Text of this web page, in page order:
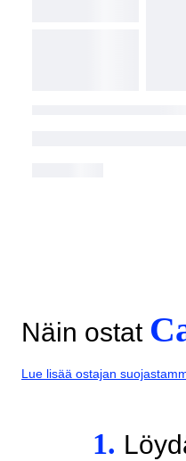
Näin ostat
Lue lisää ostajan
1.